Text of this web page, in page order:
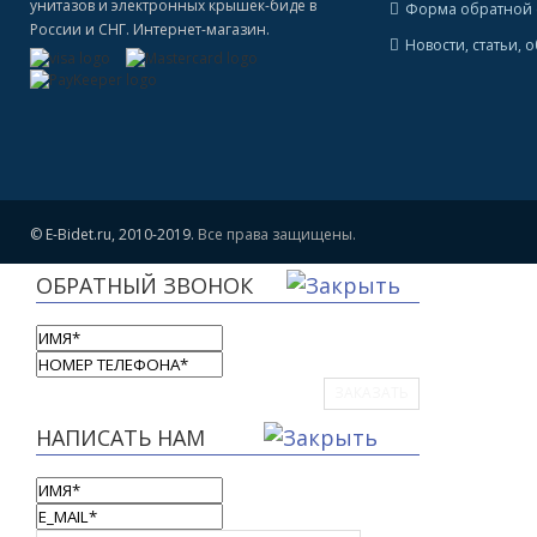
унитазов и электронных крышек-биде в
России и СНГ. Интернет-магазин.
Форма обратной
Новости, статьи,
© E-Bidet.ru, 2010-2019. Все права защищены.
ОБРАТНЫЙ ЗВОНОК
НАПИСАТЬ НАМ